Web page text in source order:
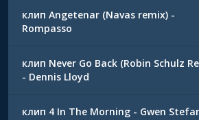
клип Angetenar (Navas remix) -
Rompasso
клип Never Go Back (Robin Schulz
- Dennis Lloyd
клип 4 In The Morning - Gwen